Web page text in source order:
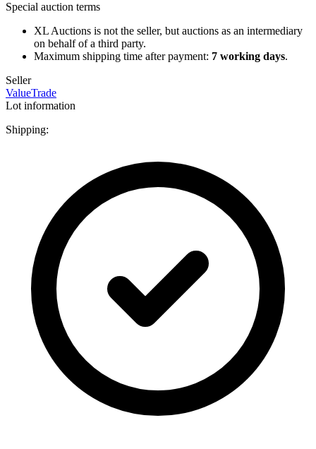
Special auction terms
XL Auctions is not the seller, but auctions as an intermediary
on behalf of a third party.
Maximum shipping time after payment: 7 working days.
Seller
ValueTrade
Lot information
Shipping: